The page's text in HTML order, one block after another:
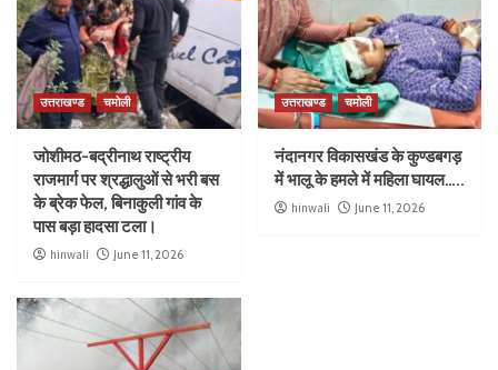
उत्तराखण्ड चमोली
जोशीमठ-बद्रीनाथ राष्ट्रीय
राजमार्ग पर श्रद्धालुओं से भरी बस
के ब्रेक फेल, बिनाकुली गांव के
पास बड़ा हादसा टला।
hinwali June 11, 2026
उत्तराखण्ड चमोली
नंदानगर विकासखंड के कुण्डबगड़
में भालू के हमले में महिला घायल…..
hinwali June 11, 2026